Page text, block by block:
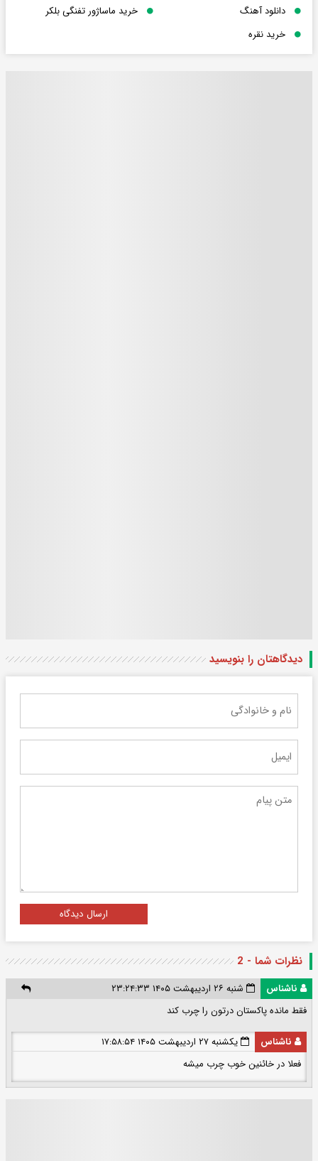
دانلود آهنگ
خرید ماساژور تفنگی بلکر
خرید نقره
دیدگاهتان را بنویسید
ارسال دیدگاه
نظرات شما - 2
ناشناس
شنبه ۲۶ اردیبهشت ۱۴۰۵ ۲۳:۲۴:۳۳
فقط مانده پاکستان درتون را چرب کند
ناشناس
یکشنبه ۲۷ اردیبهشت ۱۴۰۵ ۱۷:۵۸:۵۴
فعلا در خائنین خوب چرب میشه